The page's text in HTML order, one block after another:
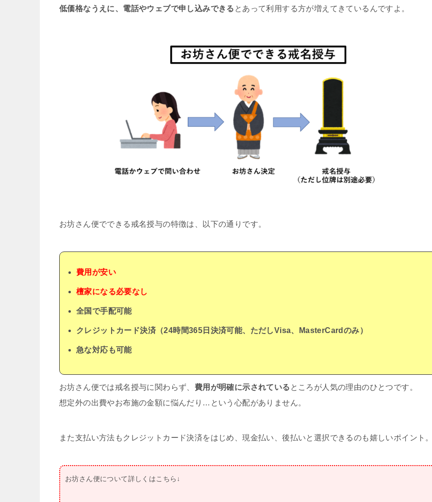
低価格なうえに、電話やウェブで申し込みできる とあって利用する方が増えてきているんですよ。
お坊さん便でできる戒名授与の特徴は、以下の通りです。
費用が安い
檀家になる必要なし
全国で手配可能
クレジットカード決済（24時間365日決済可能、ただしVisa、MasterCardのみ）
急な対応も可能
お坊さん便では戒名授与に関わらず、 費用が明確に示されている ところが人気の理由のひとつです。
想定外の出費やお布施の金額に悩んだり…という心配がありません。
また支払い方法もクレジットカード決済をはじめ、現金払い、後払いと選択できるのも嬉しいポイント。
お坊さん便について詳しくはこちら↓